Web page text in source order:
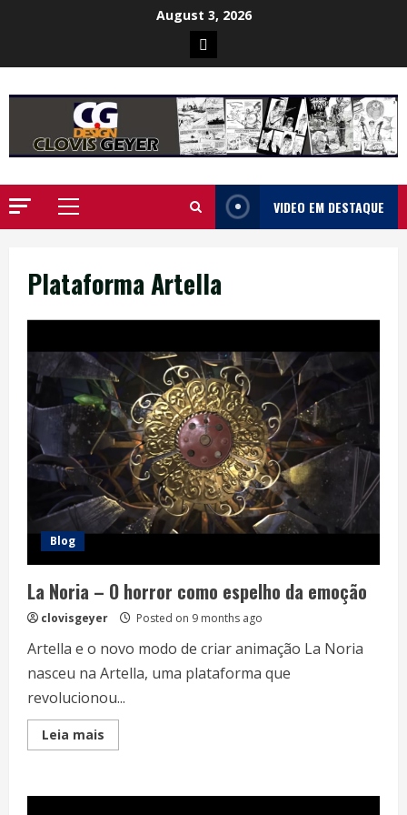
August 3, 2026
Poster
da
Ilha
Primary
VIDEO EM DESTAQUE
Plataforma Artella
Blog
La Noria – O horror como espelho da emoção
clovisgeyer Posted on 9 months ago
Artella e o novo modo de criar animação La Noria
nasceu na Artella, uma plataforma que
revolucionou...
Leia mais
more
–